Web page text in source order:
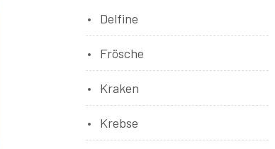
Delfine
Frösche
Kraken
Krebse